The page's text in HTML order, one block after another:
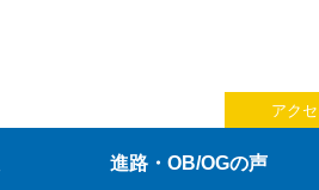
アク
進路・OB/OGの声